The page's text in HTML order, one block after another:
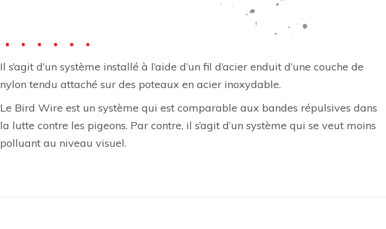
Il s’agit d’un système installé à l’aide d’un fil d’acier enduit d’une couche de
nylon tendu attaché sur des poteaux en acier inoxydable.
Le Bird Wire est un système qui est comparable aux bandes répulsives dans
la lutte contre les pigeons. Par contre, il s’agit d’un système qui se veut moins
polluant au niveau visuel.